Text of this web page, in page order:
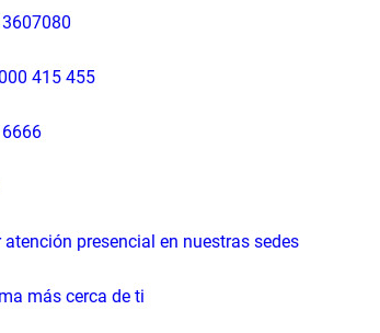
415 455
presencial en nuestras sedes
más cerca de ti